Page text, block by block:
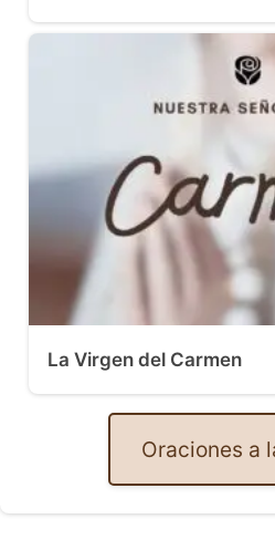
La Virgen del Carmen
Oraciones a